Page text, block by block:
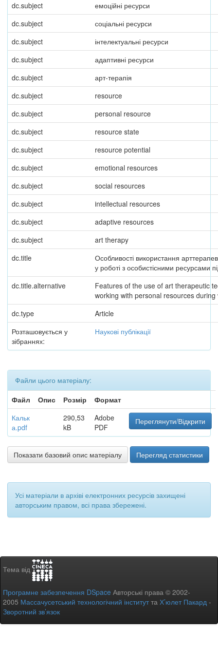
dc.subject
емоційні ресурси
dc.subject
соціальні ресурси
dc.subject
інтелектуальні ресурси
dc.subject
адаптивні ресурси
dc.subject
арт-терапія
dc.subject
resource
dc.subject
personal resource
dc.subject
resource state
dc.subject
resource potential
dc.subject
emotional resources
dc.subject
social resources
dc.subject
intellectual resources
dc.subject
adaptive resources
dc.subject
art therapy
dc.title
Особливості використання
у роботі з особистісними ресурсами
dc.title.alternative
Features of the use of art therapeutic
working with personal resources during
dc.type
Article
Розташовується у
зібраннях:
Наукові публікації
Файли цього матеріалу:
Файл
Опис Розмір
Формат
Кальк
а.pdf
290,53
kB
Adobe
PDF
Переглянути/Відкрити
Показати базовий опис матеріалу Перегляд статистики
Усі матеріали в архіві електронних ресурсів захищені
авторським правом, всі права збережені.
Тема від
Програмне забезпечення DSpace Авторські права © 2002-
2005 Массачусетський технологічний інститутта Х’юлет Пакард -
Зворотний зв’язок